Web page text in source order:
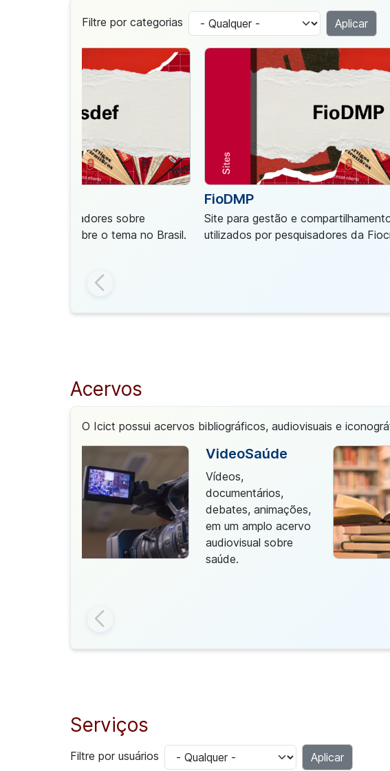
Filtre por categorias
de Indicadores sobre
com dados sobre o tema no Brasil.
FioDMP
Site para gestão e
utilizados por pesquisadores da
Acervos
O Icict possui acervos bibliográficos, audiovisuais e
VideoSaúde
Vídeos,
documentários,
debates, animações,
em um amplo acervo
audiovisual sobre
saúde.
Serviços
Filtre por usuários